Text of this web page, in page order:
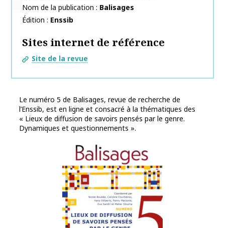
Nom de la publication
Balisages
Édition
Enssib
Sites internet de référence
Site de la revue
Le numéro 5 de Balisages, revue de recherche de
l’Enssib, est en ligne et consacré à la thématiques des
« Lieux de diffusion de savoirs pensés par le genre.
Dynamiques et questionnements ».